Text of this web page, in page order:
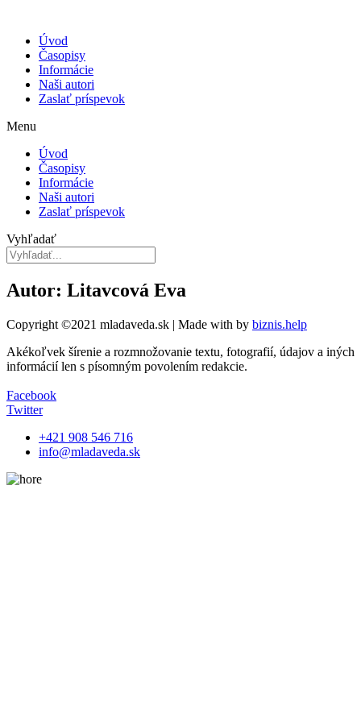
Úvod
Časopisy
Informácie
Naši autori
Zaslať príspevok
Menu
Úvod
Časopisy
Informácie
Naši autori
Zaslať príspevok
Vyhľadať
Autor: Litavcová Eva
Copyright ©2021 mladaveda.sk | Made with by biznis.help
Akékoľvek šírenie a rozmnožovanie textu, fotografií, údajov a iných
informácií len s písomným povolením redakcie.
Facebook
Twitter
+421 908 546 716
info@mladaveda.sk